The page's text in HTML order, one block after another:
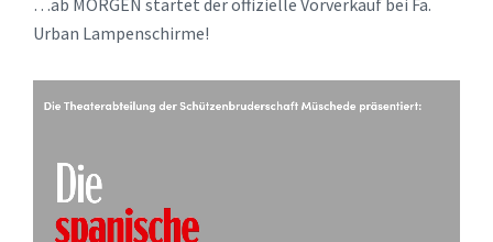
Urban Lampenschirme!
Player